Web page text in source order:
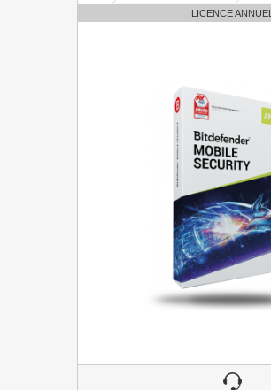
LICENCE ANNUEL